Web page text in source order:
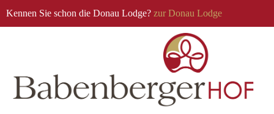
Kennen Sie schon die Donau Lodge? zur Donau Lodge